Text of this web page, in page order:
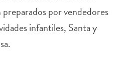
por vendedores
infantiles, Santa y